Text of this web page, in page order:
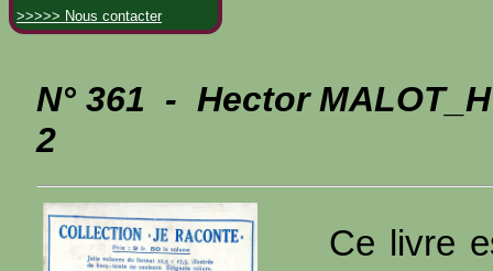
>>>>> Nous contacter
N° 361 - Hector
2
Ce livre